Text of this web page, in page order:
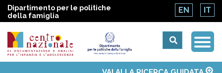
Dipartimento per le politiche
della famiglia
EN IT